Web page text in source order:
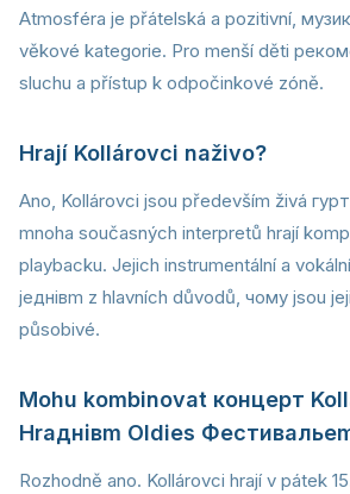
Atmosféra je přátelská a pozitivní,
věkové kategorie. Pro menší děti
sluchu a přístup k odpočinkové zóně.
Hrají Kollárovci naživo?
Ano, Kollárovci jsou především živá
mnoha současných interpretů hrají
playbacku. Jejich instrumentální a
jeднівm z hlavních důvodů, чому jsou
působivé.
Mohu kombinovat концерт
Hraднівm Oldies
Rozhodně ano. Kollárovci hrají v pátek